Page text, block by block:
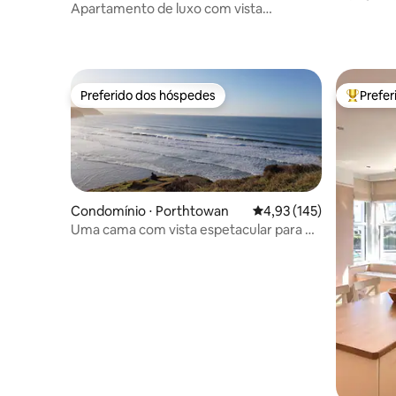
Apartamento de luxo com vista
Preferido dos hóspedes
Preferido dos hóspedes
Condomínio ⋅ Porthtowan 4,93 de uma avaliação
4,93 (145)
Uma cama com vista espetacular para o
Entre os